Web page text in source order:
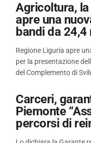
Agricoltura,
apre una
bandi da
Regione Liguria apre
per la presentazione
del Complemento di
Carceri,
Piemonte
percorsi di